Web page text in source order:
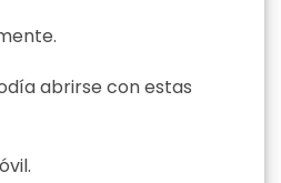
abrirse con estas